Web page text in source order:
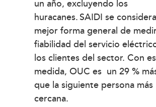
un año, excluyendo los
huracanes. SAIDI se
mejor forma general de
fiabilidad del servicio
los clientes del sector. Con
medida, OUC es un 29 %
que la siguiente persona más
cercana.